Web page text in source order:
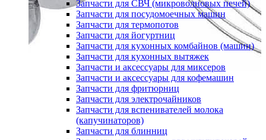
Запчасти для СВЧ (микроволновых печей)
Запчасти для посудомоечных машин
Запчасти для термопотов
Запчасти для йогуртниц
Запчасти для кухонных комбайнов (машин)
Запчасти для кухонных вытяжек
Запчасти и аксессуары для миксеров
Запчасти и аксессуары для кофемашин
Запчасти для фритюрниц
Запчасти для электрочайников
Запчасти для вспенивателей молока
(капучинаторов)
Запчасти для блинниц